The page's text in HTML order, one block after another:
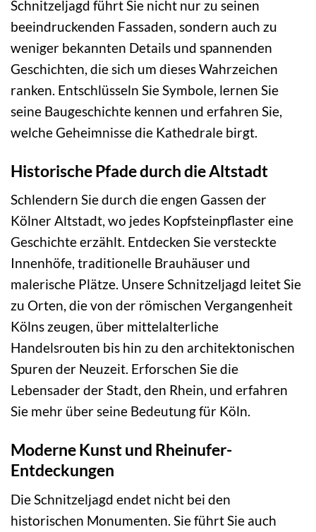
Schnitzeljagd führt Sie nicht nur zu seinen
beeindruckenden Fassaden, sondern auch zu
weniger bekannten Details und spannenden
Geschichten, die sich um dieses Wahrzeichen
ranken. Entschlüsseln Sie Symbole, lernen Sie
seine Baugeschichte kennen und erfahren Sie,
welche Geheimnisse die Kathedrale birgt.
Historische Pfade durch die Altstadt
Schlendern Sie durch die engen Gassen der
Kölner Altstadt, wo jedes Kopfsteinpflaster eine
Geschichte erzählt. Entdecken Sie versteckte
Innenhöfe, traditionelle Brauhäuser und
malerische Plätze. Unsere Schnitzeljagd leitet Sie
zu Orten, die von der römischen Vergangenheit
Kölns zeugen, über mittelalterliche
Handelsrouten bis hin zu den architektonischen
Spuren der Neuzeit. Erforschen Sie die
Lebensader der Stadt, den Rhein, und erfahren
Sie mehr über seine Bedeutung für Köln.
Moderne Kunst und Rheinufer-
Entdeckungen
Die Schnitzeljagd endet nicht bei den
historischen Monumenten. Sie führt Sie auch